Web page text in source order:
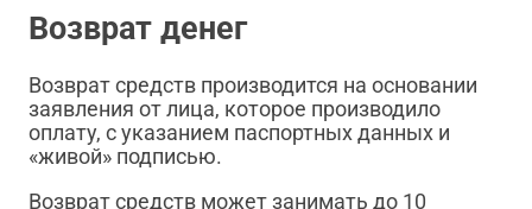
Возврат денег
Возврат средств производится на основании
заявления от лица, которое производило
оплату, с указанием паспортных данных и
«живой» подписью.
Возврат средств может занимать до 10